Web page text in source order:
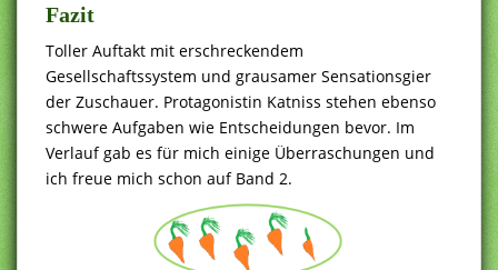
Fazit
Toller Auftakt mit erschreckendem
Gesellschaftssystem und grausamer Sensationsgier
der Zuschauer. Protagonistin Katniss stehen ebenso
schwere Aufgaben wie Entscheidungen bevor. Im
Verlauf gab es für mich einige Überraschungen und
ich freue mich schon auf Band 2.